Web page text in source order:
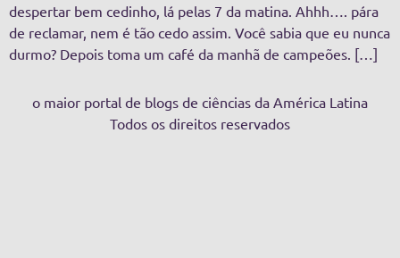
despertar bem cedinho, lá pelas 7 da matina. Ahhh…. pára
de reclamar, nem é tão cedo assim. Você sabia que eu nunca
durmo? Depois toma um café da manhã de campeões. […]
o maior portal de blogs de ciências da América Latina
Todos os direitos reservados